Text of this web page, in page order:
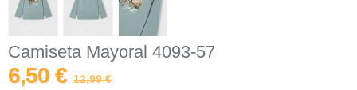
Camiseta Mayoral 4093-57
6,50 € 12,99 €